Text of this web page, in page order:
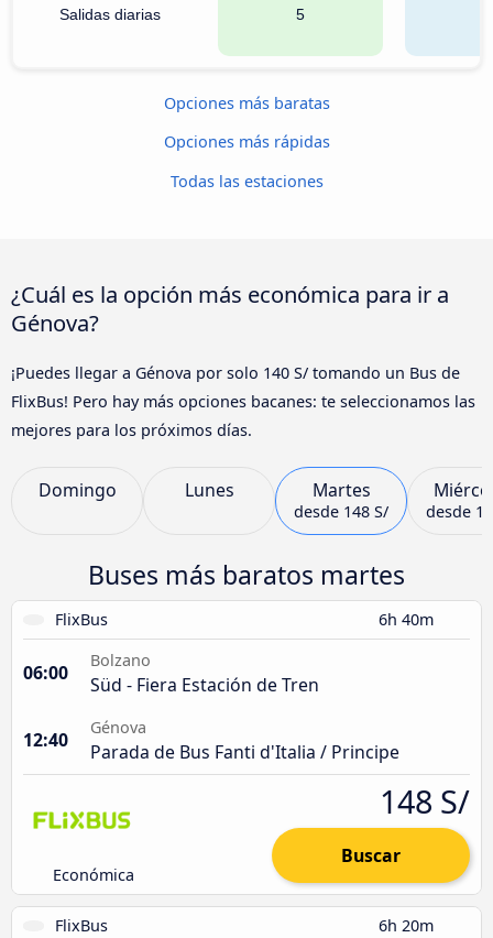
Salidas diarias 5
Opciones más baratas
Opciones más rápidas
Todas las estaciones
¿Cuál es la opción más económica para ir a
Génova?
¡Puedes llegar a Génova por solo 140 S/ tomando un Bus de
FlixBus! Pero hay más opciones bacanes: te seleccionamos las
mejores para los próximos días.
Domingo Lunes Martes
desde 148 S/ desde
Buses más baratos martes
FlixBus 6h 40m
06:00
Bolzano
Süd - Fiera Estación de Tren
12:40
Génova
Parada de Bus Fanti d'Italia / Principe
Económica
148 S/
Buscar
FlixBus 6h 20m